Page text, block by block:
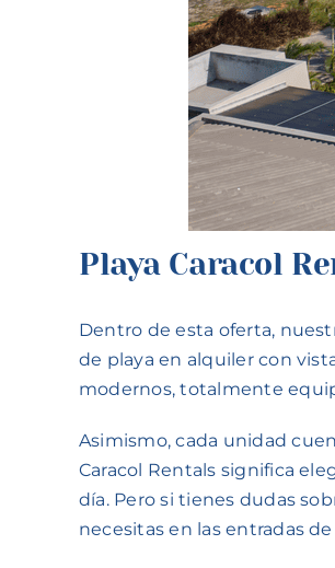
Playa Caracol
Dentro de esta oferta,
de playa en alquiler con
modernos, totalmente
Asimismo, cada unidad
Caracol Rentals significa
día. Pero si tienes dudas
necesitas en las entradas